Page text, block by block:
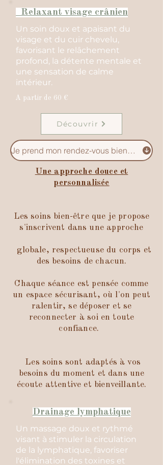
Relaxant visage crânien
Un soin doux et apaisant du
visage et du cuir chevelu,
favorisant le relâchement
profond, la détente mentale et
une sensation de calme
intérieur.
A partir de 60 €
Découvrir
Je prend mon rendez-vous bien-être
Une approche douce et
personnalisée
​Les soins bien-être que je propose
s'inscrivent dans une approche
globale, respectueuse du corps et
des besoins de chacun.
Chaque séance est pensée comme
un espace sécurisant, où l'on peut
ralentir, se déposer et se
reconnecter à soi en toute
confiance.
Les soins sont adaptés à vos
besoins du moment et dans une
écoute attentive et bienveillante.
Drainage lymphatique
Un massage doux et rythmé
visant à stimuler la circulation
de la lymphatique, favoriser
l'élimination des toxines et